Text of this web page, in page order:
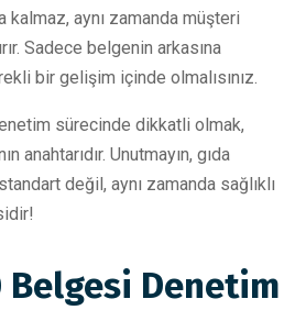
aynı zamanda müşteri
Sadece belgenin arkasına
bir gelişim içinde olmalısınız.
sürecinde dikkatli olmak,
anahtarıdır. Unutmayın, gıda
değil, aynı zamanda sağlıklı
Belgesi Denetim